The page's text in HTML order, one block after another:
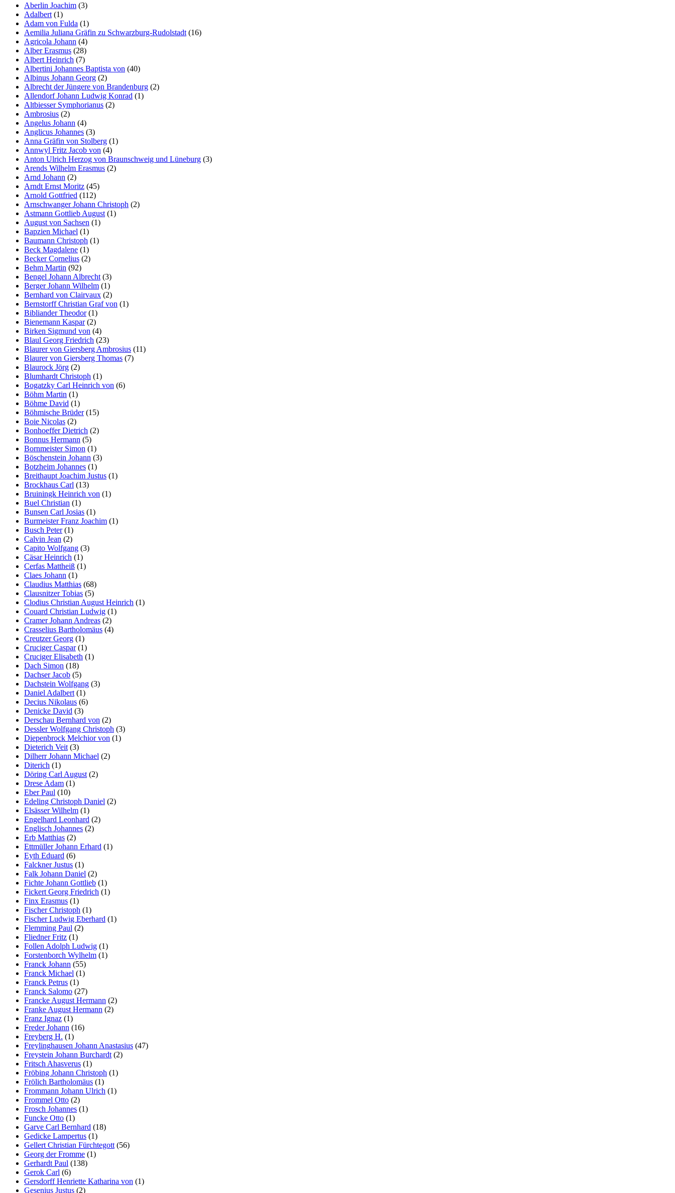
Aberlin Joachim (3)
Adalbert (1)
Adam von Fulda (1)
Aemilia Juliana Gräfin zu Schwarzburg-Rudolstadt (16)
Agricola Johann (4)
Alber Erasmus (28)
Albert Heinrich (7)
Albertini Johannes Baptista von (40)
Albinus Johann Georg (2)
Albrecht der Jüngere von Brandenburg (2)
Allendorf Johann Ludwig Konrad (1)
Altbiesser Symphorianus (2)
Ambrosius (2)
Angelus Johann (4)
Anglicus Johannes (3)
Anna Gräfin von Stolberg (1)
Annwyl Fritz Jacob von (4)
Anton Ulrich Herzog von Braunschweig und Lüneburg (3)
Arends Wilhelm Erasmus (2)
Arnd Johann (2)
Arndt Ernst Moritz (45)
Arnold Gottfried (112)
Arnschwanger Johann Christoph (2)
Astmann Gottlieb August (1)
August von Sachsen (1)
Bapzien Michael (1)
Baumann Christoph (1)
Beck Magdalene (1)
Becker Cornelius (2)
Behm Martin (92)
Bengel Johann Albrecht (3)
Berger Johann Wilhelm (1)
Bernhard von Clairvaux (2)
Bernstorff Christian Graf von (1)
Bibliander Theodor(1)
Bienemann Kaspar(2)
Birken Sigmund von (4)
Blaul Georg Friedrich (23)
Blaurer von Giersberg Ambrosius (11)
Blaurer von Giersberg Thomas (7)
Blaurock Jörg (2)
Blumhardt Christoph (1)
Bogatzky Carl Heinrich von (6)
Böhm Martin (1)
Böhme David (1)
Böhmische Brüder(15)
Boie Nicolas (2)
Bonhoeffer Dietrich (2)
Bonnus Hermann (5)
Bornmeister Simon (1)
Böschenstein Johann (3)
Botzheim Johannes (1)
Breithaupt Joachim Justus (1)
Brockhaus Carl (13)
Bruiningk Heinrich von (1)
Buel Christian (1)
Bunsen Carl Josias (1)
Burmeister Franz Joachim (1)
Busch Peter(1)
Calvin Jean (2)
Capito Wolfgang (3)
Cäsar Heinrich (1)
Cerfas Mattheiß (1)
Claes Johann (1)
Claudius Matthias (68)
Clausnitzer Tobias (5)
Clodius Christian August Heinrich (1)
Couard Christian Ludwig (1)
Cramer Johann Andreas (2)
Crasselius Bartholomäus (4)
Creutzer Georg (1)
Cruciger Caspar(1)
Cruciger Elisabeth (1)
Dach Simon (18)
Dachser Jacob (5)
Dachstein Wolfgang (3)
Daniel Adalbert (1)
Decius Nikolaus (6)
Denicke David (3)
Derschau Bernhard von (2)
Dessler Wolfgang Christoph (3)
Diepenbrock Melchior von (1)
Dieterich Veit (3)
Dilherr Johann Michael (2)
Diterich (1)
Döring Carl August (2)
Drese Adam (1)
Eber Paul (10)
Edeling Christoph Daniel (2)
Elsässer Wilhelm (1)
Engelhard Leonhard (2)
Englisch Johannes (2)
Erb Matthias (2)
Ettmüller Johann Erhard (1)
Eyth Eduard (6)
Falckner Justus (1)
Falk Johann Daniel (2)
Fichte Johann Gottlieb (1)
Fickert Georg Friedrich (1)
Finx Erasmus (1)
Fischer Christoph (1)
Fischer Ludwig Eberhard (1)
Flemming Paul (2)
Fliedner Fritz (1)
Follen Adolph Ludwig (1)
Forstenborch Wylhelm (1)
Franck Johann (55)
Franck Michael (1)
Franck Petrus (1)
Franck Salomo (27)
Francke August Hermann (2)
Franke August Hermann (2)
Franz Ignaz (1)
Freder Johann (16)
Freyberg H. (1)
Freylinghausen Johann Anastasius (47)
Freystein Johann Burchardt (2)
Fritsch Ahasverus (1)
Fröbing Johann Christoph (1)
Frölich Bartholomäus (1)
Frommann Johann Ulrich (1)
Frommel Otto (2)
Frosch Johannes (1)
Funcke Otto (1)
Garve Carl Bernhard (18)
Gedicke Lampertus (1)
Gellert Christian Fürchtegott (56)
Georg der Fromme (1)
Gerhardt Paul (138)
Gerok Carl (6)
Gersdorff Henriette Katharina von (1)
Gesenius Justus (2)